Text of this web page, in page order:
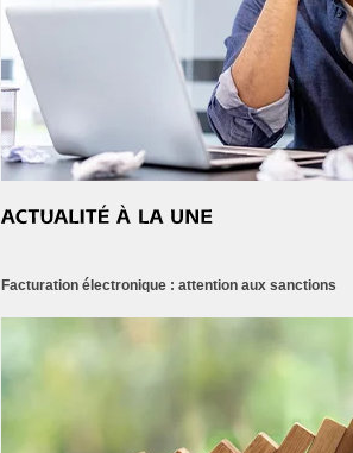
Facturation électronique : attention aux sanctions